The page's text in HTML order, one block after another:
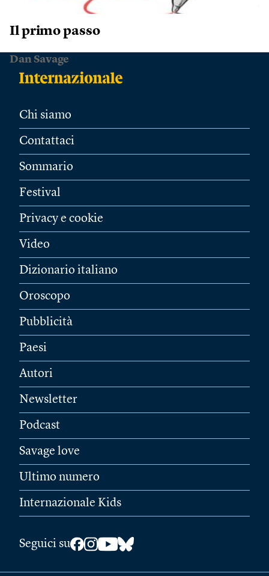
Il primo passo
Dan Savage
Chi siamo
Contattaci
Sommario
Festival
Privacy e cookie
Video
Dizionario italiano
Oroscopo
Pubblicità
Paesi
Autori
Newsletter
Podcast
Savage love
Ultimo numero
Internazionale Kids
Seguici su